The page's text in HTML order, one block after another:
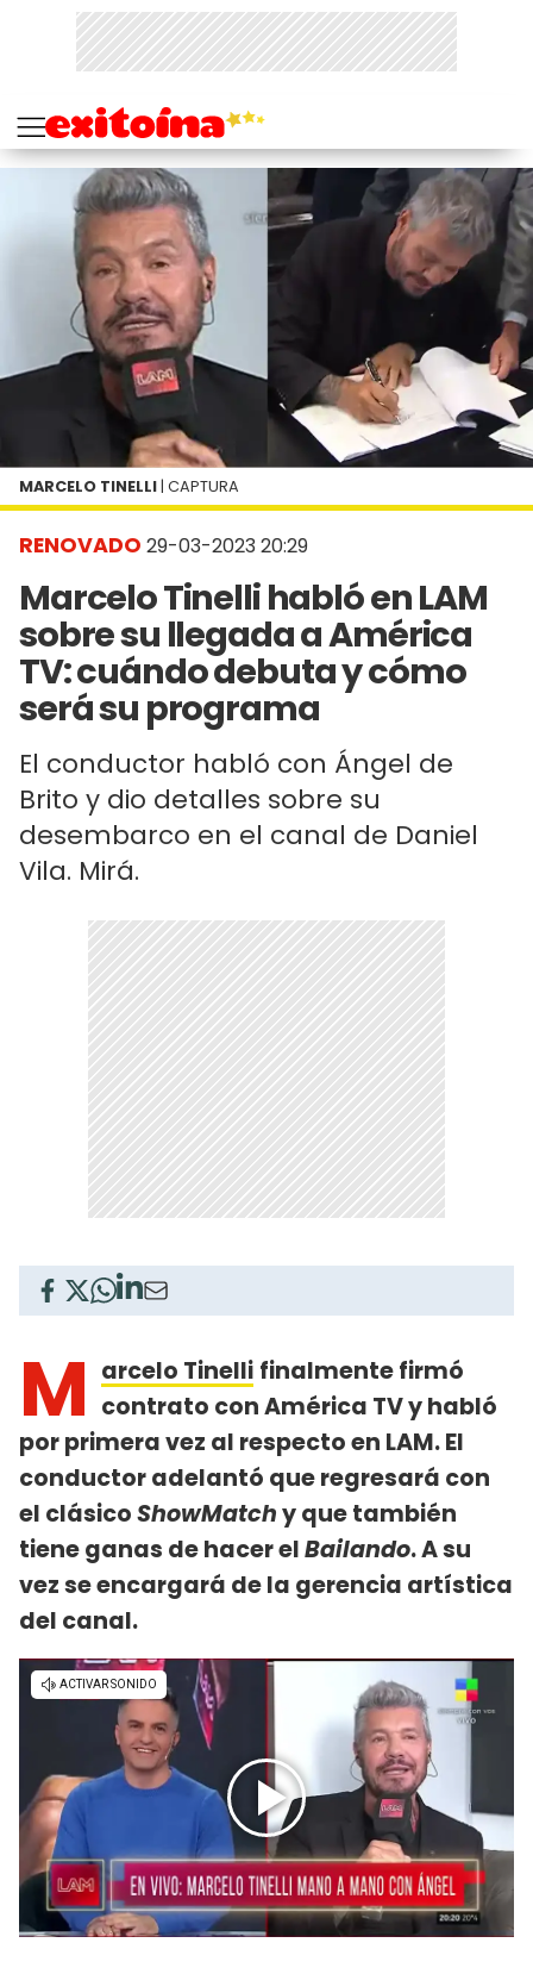
RENOVADO 29-03-2023 20:29
Marcelo Tinelli habló en LAM
sobre su llegada a América
TV: cuándo debuta y cómo
será su programa
El conductor habló con Ángel de
Brito y dio detalles sobre su
desembarco en el canal de Daniel
Vila. Mirá.
MARCELO TINELLI | CAPTURA
M arcelo Tinelli finalmente firmó
contrato con América TV y habló
por primera vez al respecto en LAM. El
conductor adelantó que regresará con
el clásicoShowMatchy que también
tiene ganas de hacer elBailando. A su
vez se encargará de la gerencia artística
del canal.